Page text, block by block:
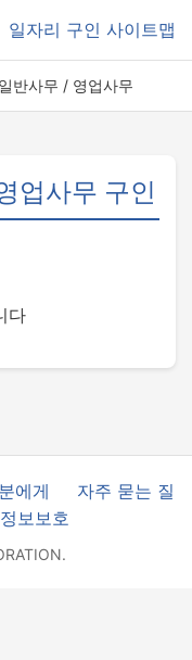
일자리 구인 사이트맵
일반사무 / 영업사무
업사무 구인
다
에게
자주 묻는 질
보보호